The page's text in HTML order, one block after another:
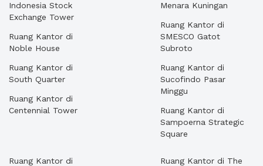
Indonesia Stock
Exchange Tower
Ruang Kantor di
Noble House
Ruang Kantor di
South Quarter
Ruang Kantor di
Centennial Tower
Menara Kuningan
Ruang Kantor di
SMESCO Gatot
Subroto
Ruang Kantor di
Sucofindo Pasar
Minggu
Ruang Kantor di
Sampoerna Strategic
Square
Ruang Kantor di
Ruang Kantor di The